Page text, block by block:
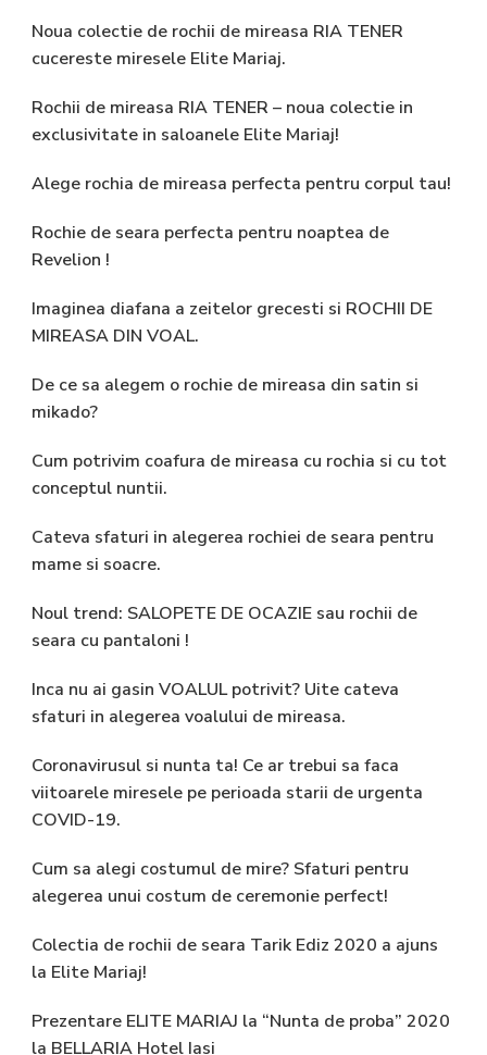
Noua colectie de rochii de mireasa RIA TENER
cucereste miresele Elite Mariaj.
Rochii de mireasa RIA TENER – noua colectie in
exclusivitate in saloanele Elite Mariaj!
Alege rochia de mireasa perfecta pentru corpul tau!
Rochie de seara perfecta pentru noaptea de
Revelion !
Imaginea diafana a zeitelor grecesti si ROCHII DE
MIREASA DIN VOAL.
De ce sa alegem o rochie de mireasa din satin si
mikado?
Cum potrivim coafura de mireasa cu rochia si cu tot
conceptul nuntii.
Cateva sfaturi in alegerea rochiei de seara pentru
mame si soacre.
Noul trend: SALOPETE DE OCAZIE sau rochii de
seara cu pantaloni !
Inca nu ai gasin VOALUL potrivit? Uite cateva
sfaturi in alegerea voalului de mireasa.
Coronavirusul si nunta ta! Ce ar trebui sa faca
viitoarele miresele pe perioada starii de urgenta
COVID-19.
Cum sa alegi costumul de mire? Sfaturi pentru
alegerea unui costum de ceremonie perfect!
Colectia de rochii de seara Tarik Ediz 2020 a ajuns
la Elite Mariaj!
Prezentare ELITE MARIAJ la “Nunta de proba” 2020
la BELLARIA Hotel Iasi